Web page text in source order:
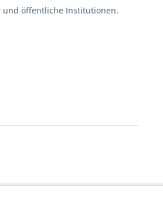
und öffentliche Institutionen.